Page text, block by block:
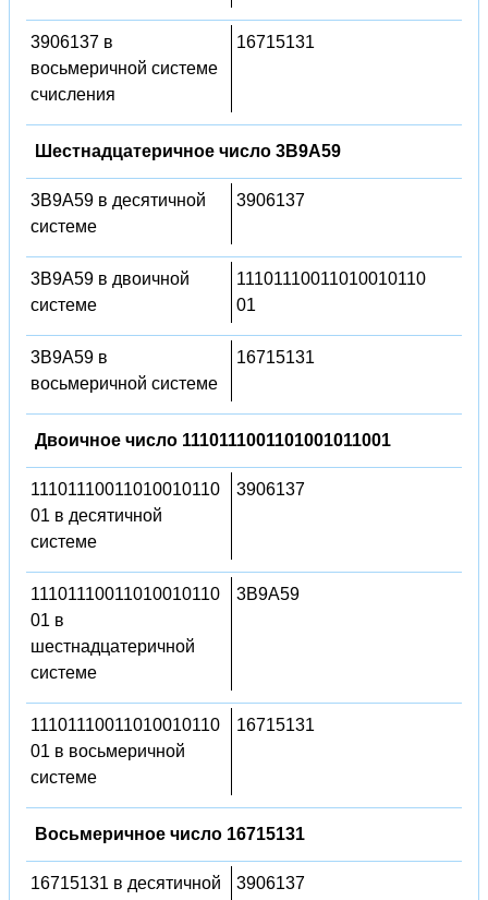
3906137 в
восьмеричной системе
счисления
16715131
Шестнадцатеричное число 3B9A59
3B9A59 в десятичной
системе
3906137
3B9A59 в двоичной
системе
11101110011010010110
01
3B9A59 в
восьмеричной системе
16715131
Двоичное число 1110111001101001011001
11101110011010010110
01 в десятичной
системе
3906137
11101110011010010110
01 в
шестнадцатеричной
системе
3B9A59
11101110011010010110
01 в восьмеричной
системе
16715131
Восьмеричное число 16715131
16715131 в десятичной
3906137